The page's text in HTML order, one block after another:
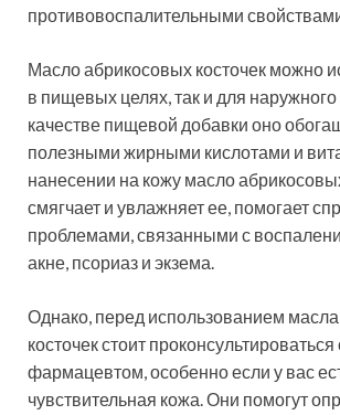
противовоспалительными
Масло абрикосовых косточек можно
в пищевых целях, так и для
качестве пищевой добавки оно
полезными жирными кислотами и
нанесении на кожу масло
смягчает и увлажняет ее, помогает
проблемами, связанными с
акне, псориаз и экзема.
Однако, перед использованием
косточек стоит
фармацевтом, особенно если у вас
чувствительная кожа. Они помогут